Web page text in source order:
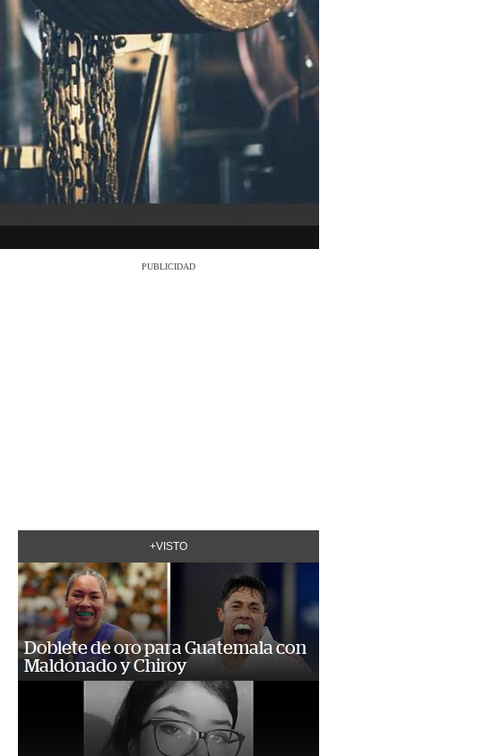
PUBLICIDAD
+VISTO
Doblete de oro para Guatemala con
Maldonado y Chiroy